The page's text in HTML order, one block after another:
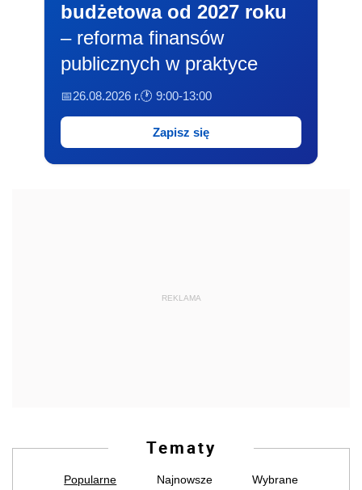
budżetowa od 2027 roku
– reforma finansów
publicznych w praktyce
📅26.08.2026 r.🕐 9:00-13:00
Zapisz się
REKLAMA
Tematy
Popularne Najnowsze Wybrane